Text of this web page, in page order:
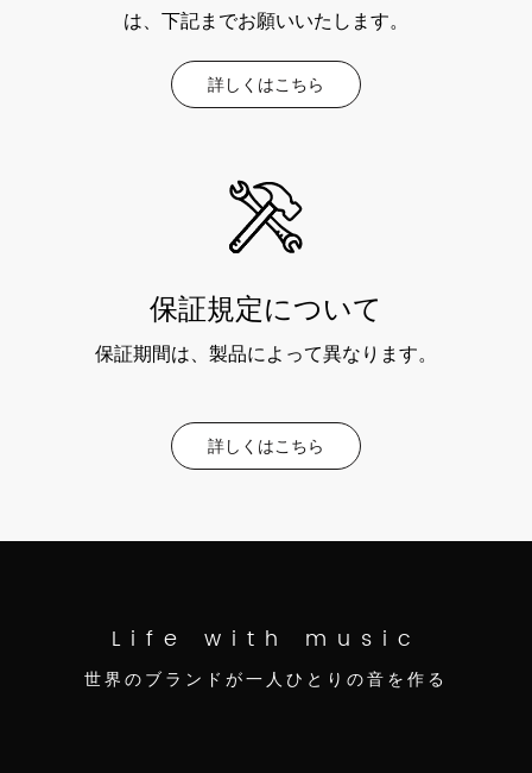
は、下記までお願いいたします。
詳しくはこちら
保証規定について
保証期間は、製品によって異なります。
詳しくはこちら
Life with music
世界のブランドが一人ひとりの音を作る